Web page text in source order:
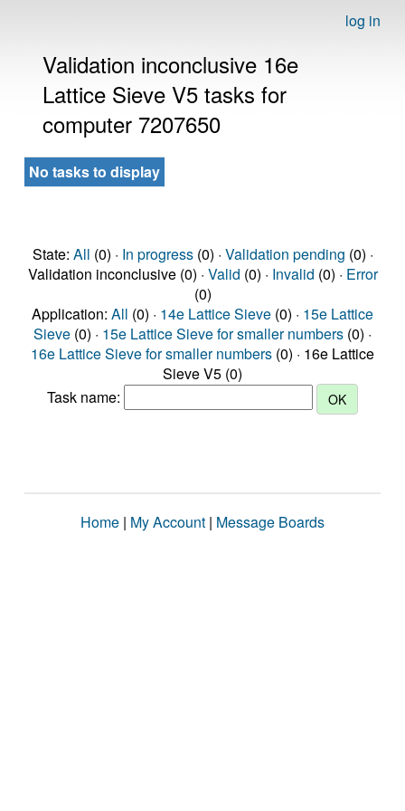
log in
Validation inconclusive 16e
Lattice Sieve V5 tasks for
computer 7207650
No tasks to display
State: All (0) · In progress(0) · Validation pending (0) ·
Validation inconclusive (0) · Valid (0) · Invalid (0) · Error
(0)
Application: All (0) · 14e Lattice Sieve (0) · 15e Lattice
Sieve (0) · 15e Lattice Sieve for smaller numbers (0) ·
16e Lattice Sieve for smaller numbers (0) · 16e Lattice
Sieve V5 (0)
Task name:
Home | My Account | Message Boards